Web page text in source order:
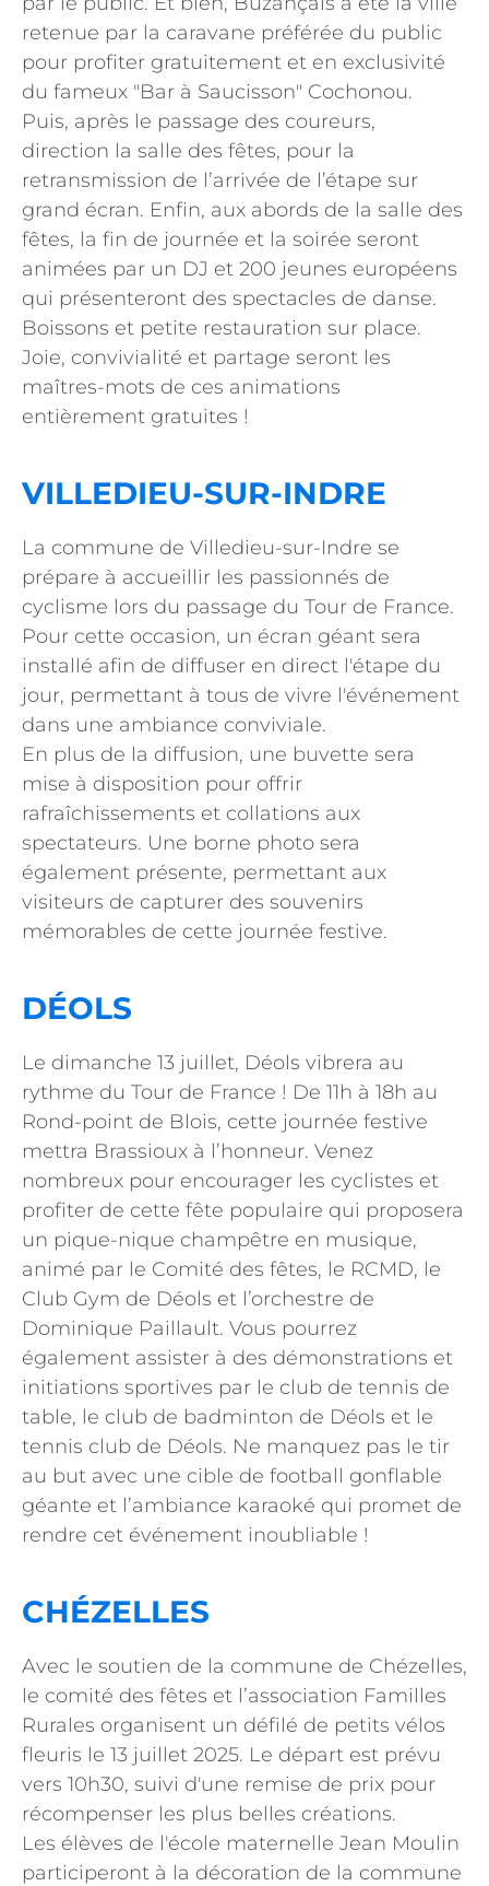
retenue par la caravane préférée du public
pour profiter gratuitement et en exclusivité
du fameux "Bar à Saucisson" Cochonou.
Puis, après le passage des coureurs,
direction la salle des fêtes, pour la
retransmission de l’arrivée de l’étape sur
grand écran. Enfin, aux abords de la salle des
fêtes, la fin de journée et la soirée seront
animées par un DJ et 200 jeunes européens
qui présenteront des spectacles de danse.
Boissons et petite restauration sur place.
Joie, convivialité et partage seront les
maîtres-mots de ces animations
entièrement gratuites !
VILLEDIEU-SUR-INDRE
La commune de Villedieu-sur-Indre se
prépare à accueillir les passionnés de
cyclisme lors du passage du Tour de France.
Pour cette occasion, un écran géant sera
installé afin de diffuser en direct l'étape du
jour, permettant à tous de vivre l'événement
dans une ambiance conviviale.
En plus de la diffusion, une buvette sera
mise à disposition pour offrir
rafraîchissements et collations aux
spectateurs. Une borne photo sera
également présente, permettant aux
visiteurs de capturer des souvenirs
mémorables de cette journée festive.
DÉOLS
Le dimanche 13 juillet, Déols vibrera au
rythme du Tour de France ! De 11h à 18h au
Rond-point de Blois, cette journée festive
mettra Brassioux à l’honneur. Venez
nombreux pour encourager les cyclistes et
profiter de cette fête populaire qui proposera
un pique-nique champêtre en musique,
animé par le Comité des fêtes, le RCMD, le
Club Gym de Déols et l’orchestre de
Dominique Paillault. Vous pourrez
également assister à des démonstrations et
initiations sportives par le club de tennis de
table, le club de badminton de Déols et le
tennis club de Déols. Ne manquez pas le tir
au but avec une cible de football gonflable
géante et l’ambiance karaoké qui promet de
rendre cet événement inoubliable !
CHÉZELLES
Avec le soutien de la commune de Chézelles,
le comité des fêtes et l’association Familles
Rurales organisent un défilé de petits vélos
fleuris le 13 juillet 2025. Le départ est prévu
vers 10h30, suivi d'une remise de prix pour
récompenser les plus belles créations.
Les élèves de l'école maternelle Jean Moulin
participeront à la décoration de la commune